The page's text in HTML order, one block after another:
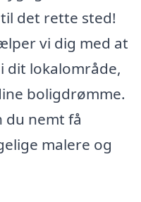
det rette sted!
vi dig med at
dit lokalområde,
boligdrømme.
du nemt få
malere og